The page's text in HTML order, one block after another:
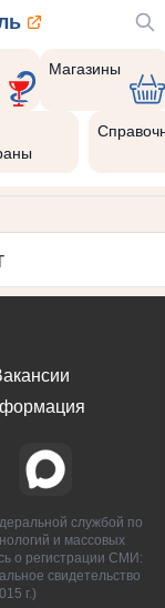
Магазины
службой по
и массовых
о регистрации СМИ:
свидетельство
г.)